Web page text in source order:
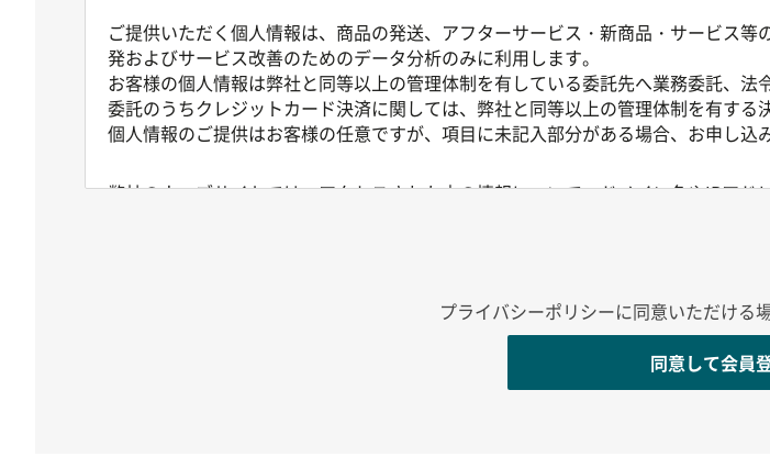
ご提供いただく個人情報は、商品の発送、アフターサービス・新商品・サービス
発およびサービス改善のためのデータ分析のみに利用します。
お客様の個人情報は弊社と同等以上の管理体制を有している委託先へ業務委託、
委託のうちクレジットカード決済に関しては、弊社と同等以上の管理体制を有する
個人情報のご提供はお客様の任意ですが、項目に未記入部分がある場合、お申し込
弊社のウェブサイトでは、アクセスされた方の情報について、ドメイン名やIPア
また弊社ではオンライン広告の配信・広告の効果測定のために弊社が保有するお客
そのために情報をハッシュ化（元に戻せない不可逆的な暗号化技術）し、個人情
プライバシーポリシーに同意いただける
同意して会員